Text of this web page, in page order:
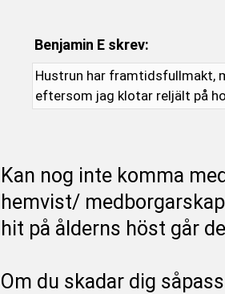
Benjamin E skrev:
Hustrun har framtidsfullmakt,
eftersom jag klotar reljält på
Kan nog inte komma
hemvist/
hit på ålderns höst går
Om du skadar dig